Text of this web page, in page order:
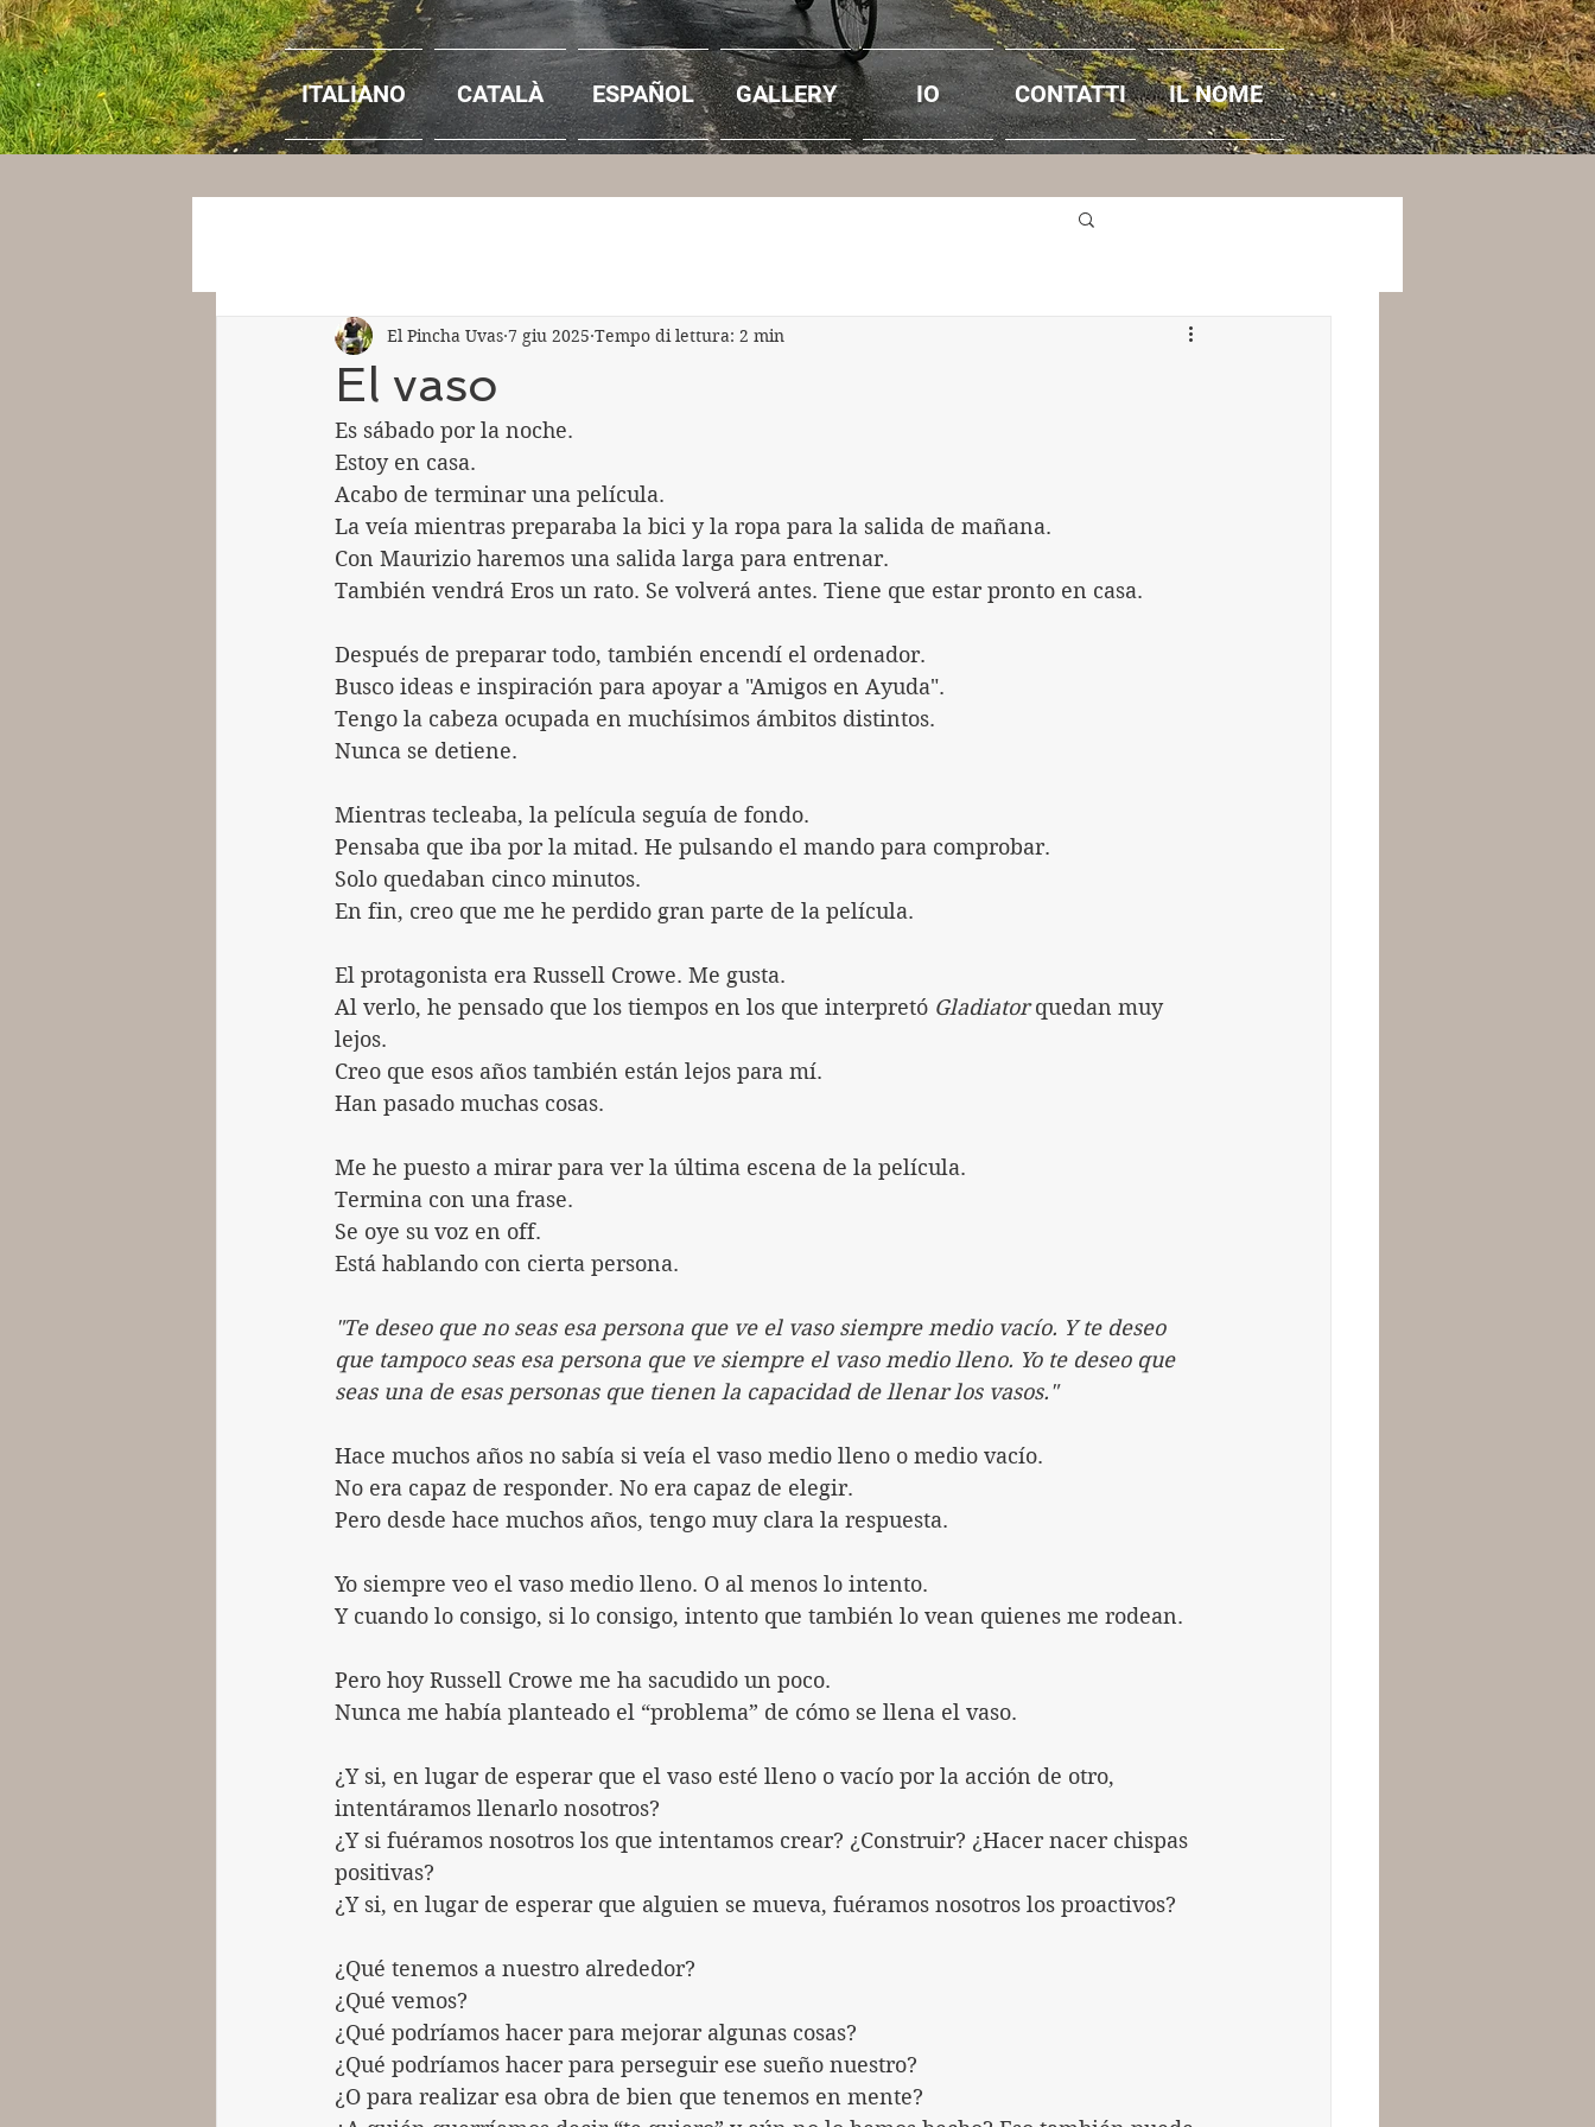
El vaso
El Pincha Uvas 7 giu 2025 Tempo di lettura: 2 min
Es sábado por la noche.
Estoy en casa.
Acabo de terminar una película.
La veía mientras preparaba la bici y la ropa para la salida de mañana.
Con Maurizio haremos una salida larga para entrenar.
También vendrá Eros un rato. Se volverá antes. Tiene que estar pronto en casa.
Después de preparar todo, también encendí el ordenador.
Busco ideas e inspiración para apoyar a "Amigos en Ayuda".
Tengo la cabeza ocupada en muchísimos ámbitos distintos.
Nunca se detiene.
Mientras tecleaba, la película seguía de fondo.
Pensaba que iba por la mitad. He pulsando el mando para comprobar.
Solo quedaban cinco minutos.
En fin, creo que me he perdido gran parte de la película.
El protagonista era Russell Crowe. Me gusta.
Al verlo, he pensado que los tiempos en los que interpretó Gladiator quedan muy
lejos.
Creo que esos años también están lejos para mí.
Han pasado muchas cosas.
Me he puesto a mirar para ver la última escena de la película.
Termina con una frase.
Se oye su voz en off.
Está hablando con cierta persona.
"Te deseo que no seas esa persona que ve el vaso siempre medio vacío. Y te deseo
que tampoco seas esa persona que ve siempre el vaso medio lleno. Yo te deseo que
seas una de esas personas que tienen la capacidad de llenar los vasos."
Hace muchos años no sabía si veía el vaso medio lleno o medio vacío.
No era capaz de responder. No era capaz de elegir.
Pero desde hace muchos años, tengo muy clara la respuesta.
Yo siempre veo el vaso medio lleno. O al menos lo intento.
Y cuando lo consigo, si lo consigo, intento que también lo vean quienes me rodean.
Pero hoy Russell Crowe me ha sacudido un poco.
Nunca me había planteado el “problema” de cómo se llena el vaso.
¿Y si, en lugar de esperar que el vaso esté lleno o vacío por la acción de otro,
intentáramos llenarlo nosotros?
¿Y si fuéramos nosotros los que intentamos crear? ¿Construir? ¿Hacer nacer chispas
positivas?
¿Y si, en lugar de esperar que alguien se mueva, fuéramos nosotros los proactivos?
¿Qué tenemos a nuestro alrededor?
¿Qué vemos?
¿Qué podríamos hacer para mejorar algunas cosas?
¿Qué podríamos hacer para perseguir ese sueño nuestro?
¿O para realizar esa obra de bien que tenemos en mente?
ITALIANO CATALÀ ESPAÑOL GALLERY IO CONTATTI IL NOME